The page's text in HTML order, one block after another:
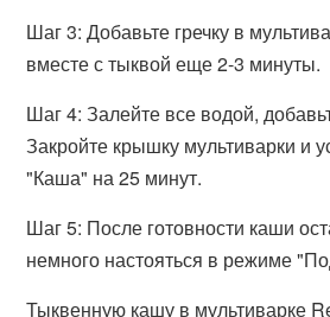
Шаг 3: Добавьте гречку в
вместе с тыквой еще 2-3 минуты.
Шаг 4: Залейте все водой,
Закройте крышку мультиварки и
"Каша" на 25 минут.
Шаг 5: После готовности каши
немного настояться в режиме
Тыквенную кашу в мультиварке